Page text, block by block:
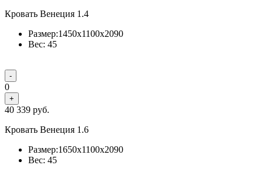
Кровать Венеция 1.4
Размер:1450x1100x2090
Вес: 45
-
0
+
40 339 руб.
Кровать Венеция 1.6
Размер:1650x1100x2090
Вес: 45